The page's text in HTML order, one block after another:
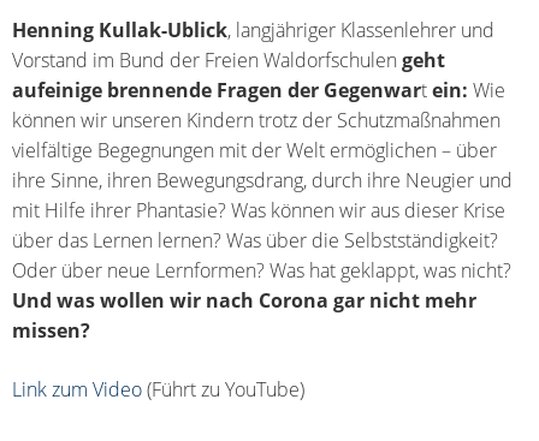
Henning Kullak-Ublick, langjähriger Klassenlehrer und
Vorstand im Bund der Freien Waldorfschulen geht
aufeinige brennende Fragen der Gegenwartein: Wie
können wir unseren Kindern trotz der Schutzmaßnahmen
vielfältige Begegnungen mit der Welt ermöglichen – über
ihre Sinne, ihren Bewegungsdrang, durch ihre Neugier und
mit Hilfe ihrer Phantasie? Was können wir aus dieser Krise
über das Lernen lernen? Was über die Selbstständigkeit?
Oder über neue Lernformen? Was hat geklappt, was nicht?
Und was wollen wir nach Corona gar nicht mehr
missen?
Link zum Video(Führt zu YouTube)